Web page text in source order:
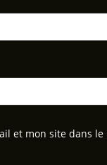
et mon site dans